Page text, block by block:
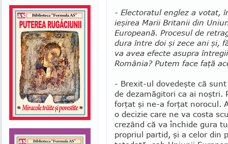
- Electoratul englez a votat,
ieşirea Marii Britanii din
Europeană. Procesul de
dura între doi şi zece ani şi,
va avea efecte asupra
România? Putem face faţă
- Brexit-ul dovedeşte că
de dezamăgitori ca ai noştri.
forţat şi ne-a forţat norocul.
o deci­zie care ne va costa
crezând că va închide gura
propriul partid, şi a celor din